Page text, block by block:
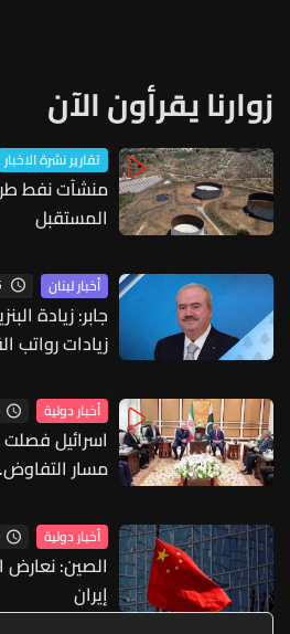
زوارنا يقرأون الآن
تقارير نشرة الاخبار
منشآت نفط
المستقبل
أخبار لبنان
جابر: زيادة
زيادات رواتب
أخبار دولية
اسرائيل
مسار
أخبار دولية
الصين:
إيران